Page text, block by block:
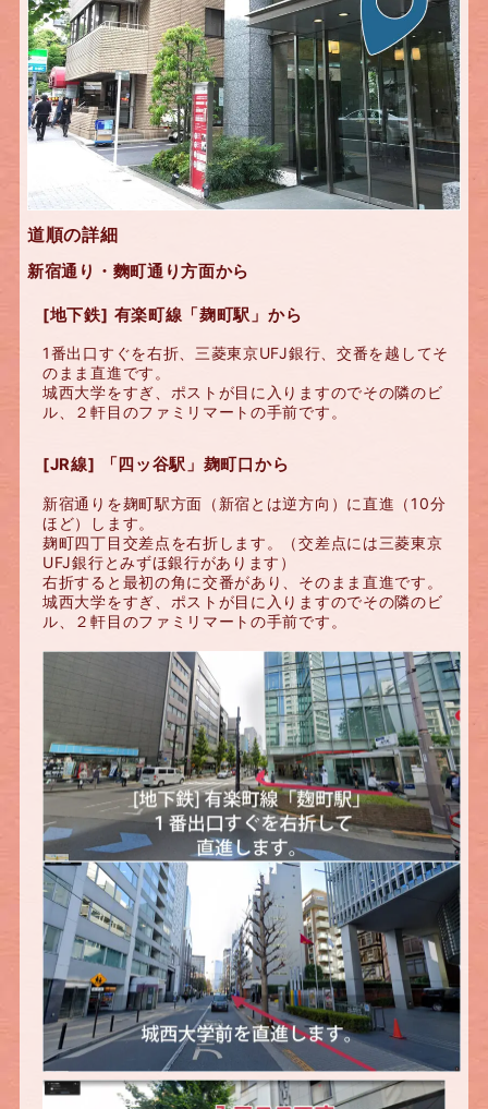
道順の詳細
新宿通り・麴町通り方面から
[地下鉄] 有楽町線「麹町駅」から
1番出口すぐを右折、三菱東京UFJ銀行、交番を越してそ
のまま直進です。
城西大学をすぎ、ポストが目に入りますのでその隣のビ
ル、２軒目のファミリマートの手前です。
[JR線] 「四ッ谷駅」麹町口から
新宿通りを麹町駅方面（新宿とは逆方向）に直進（10分
ほど）します。
麹町四丁目交差点を右折します。（交差点には三菱東京
UFJ銀行とみずほ銀行があります）
右折すると最初の角に交番があり、そのまま直進です。
城西大学をすぎ、ポストが目に入りますのでその隣のビ
ル、２軒目のファミリマートの手前です。